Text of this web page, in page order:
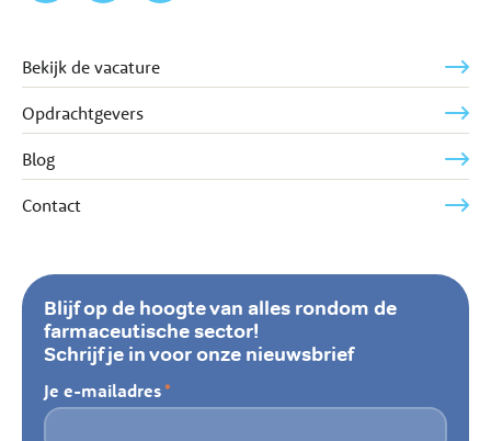
Bekijk de vacature
Opdrachtgevers
Blog
Contact
Blijf op de hoogte van alles rondom de
farmaceutische sector!
Schrijf je in voor onze nieuwsbrief
Je e-mailadres*